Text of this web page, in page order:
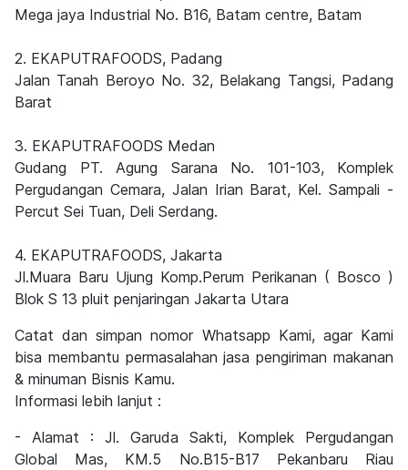
Mega jaya Industrial No. B16, Batam centre, Batam
2. EKAPUTRAFOODS, Padang
Jalan Tanah Beroyo No. 32, Belakang Tangsi, Padang
Barat
3. EKAPUTRAFOODS Medan
Gudang PT. Agung Sarana No. 101-103, Komplek
Pergudangan Cemara, Jalan Irian Barat, Kel. Sampali -
Percut Sei Tuan, Deli Serdang.
4. EKAPUTRAFOODS, Jakarta
Jl.Muara Baru Ujung Komp.Perum Perikanan ( Bosco )
Blok S 13 pluit penjaringan Jakarta Utara
Catat dan simpan nomor Whatsapp Kami, agar Kami
bisa membantu permasalahan jasa pengiriman makanan
& minuman Bisnis Kamu.
Informasi lebih lanjut :
- Alamat : Jl. Garuda Sakti, Komplek Pergudangan
Global Mas, KM.5 No.B15-B17 Pekanbaru Riau